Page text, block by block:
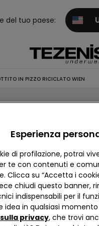
del tuo paese:
IN PIZZO RICICLATO WIEN
Esperienza
di profilazione, potrai
te con contenuti e
Clicca su “Accetta i
chiudi questo banner,
indispensabili per il
idea in qualsiasi
privacy, che trovi